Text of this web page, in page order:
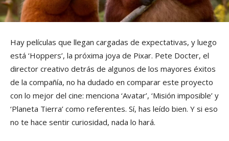
Hay películas que llegan cargadas de expectativas, y luego
está ‘Hoppers’, la próxima joya de Pixar. Pete Docter, el
director creativo detrás de algunos de los mayores éxitos
de la compañía, no ha dudado en comparar este proyecto
con lo mejor del cine: menciona ‘Avatar’, ‘Misión imposible’ y
‘Planeta Tierra’ como referentes. Sí, has leído bien. Y si eso
no te hace sentir curiosidad, nada lo hará.